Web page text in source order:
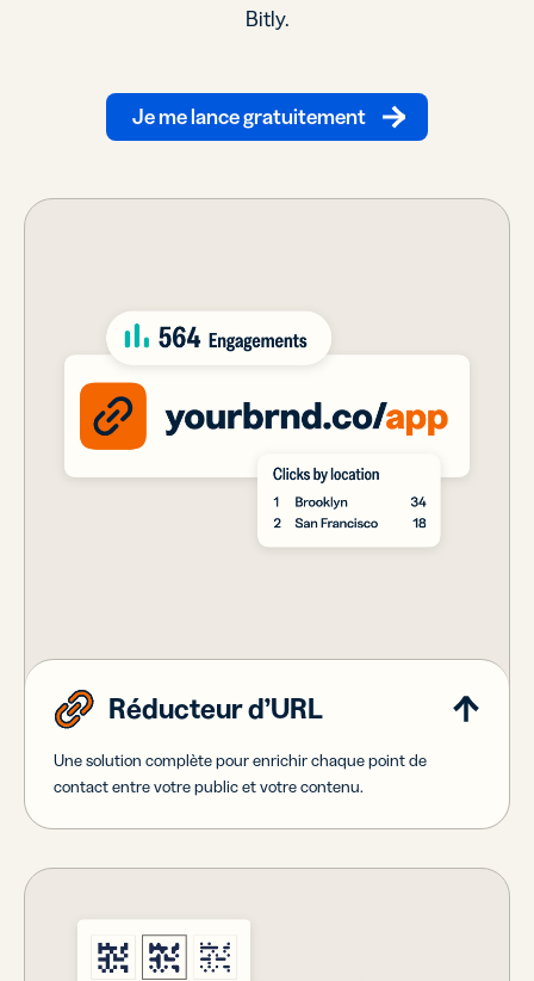
Bitly.
Je me lance gratuitement
Réducteur d’URL
Une solution complète pour enrichir chaque point de
contact entre votre public et votre contenu.